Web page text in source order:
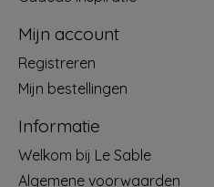
Mijn account
Registreren
Mijn bestellingen
Informatie
Welkom bij Le Sable
Algemene voorwaarden